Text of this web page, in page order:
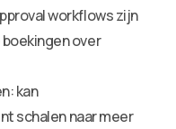
workflows zijn
over
kan
schalen naar meer